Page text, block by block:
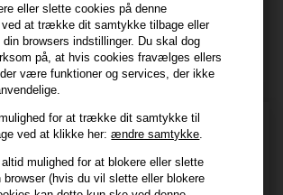
eller slette cookies på denne
ved at trække dit samtykke tilbage eller
browsers indstillinger. Du skal dog
på, at hvis cookies fravælges ellers
være funktioner og services, der ikke
for at trække dit samtykke til
ved at klikke her:ændre samtykke
altid mulighed for at blokere eller slette
browser (hvis du vil slette eller blokere
mm
- du kan altid afmelde det igen.
TILMELD